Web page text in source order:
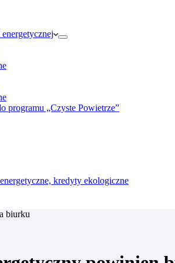
programu „Czyste Powietrze”